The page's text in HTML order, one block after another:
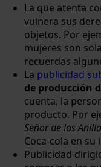
La que atenta
vulnera sus
objetos. Por
mujeres son
recuerdas
La publicidad
de producción
cuenta, la
producto. Por
Señor de los
Coca-cola en su
Publicidad